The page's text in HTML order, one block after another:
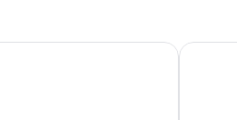
Oslo Citybox